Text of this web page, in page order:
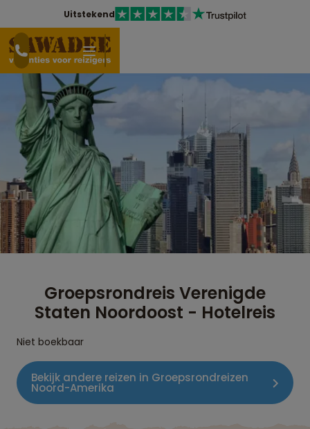
Uitstekend
Groepsrondreis Verenigde
Staten Noordoost - Hotelreis
Niet boekbaar
Bekijk andere reizen in Groepsrondreizen
Noord-Amerika